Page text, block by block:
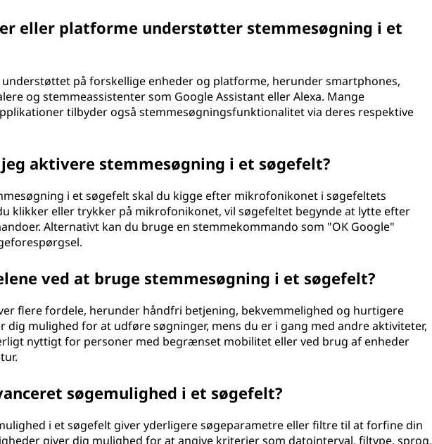
eller platforme understøtter stemmesøgning i et
på forskellige enheder og platforme, herunder smartphones,
og stemmeassistenter som Google Assistant eller Alexa. Mange
tilbyder også stemmesøgningsfunktionalitet via deres respektive
aktivere stemmesøgning i et søgefelt?
i et søgefelt skal du kigge efter mikrofonikonet i søgefeltets
klikker eller trykker på mikrofonikonet, vil søgefeltet begynde at lytte efter
Alternativt kan du bruge en stemmekommando som "OK Google"
ved at bruge stemmesøgning i et søgefelt?
flere fordele, herunder håndfri betjening, bekvemmelighed og hurtigere
dig mulighed for at udføre søgninger, mens du er i gang med andre aktiviteter,
nyttigt for personer med begrænset mobilitet eller ved brug af enheder
søgemulighed i et søgefelt?
i et søgefelt giver yderligere søgeparametre eller filtre til at forfine din
giver dig mulighed for at angive kriterier som datointerval, filtype, sprog,